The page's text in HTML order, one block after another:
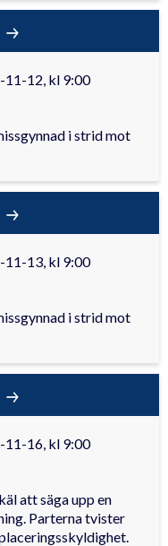
11-12, kl 9:00
i strid mot
11-13, kl 9:00
i strid mot
11-16, kl 9:00
att säga upp en
Parterna tvister